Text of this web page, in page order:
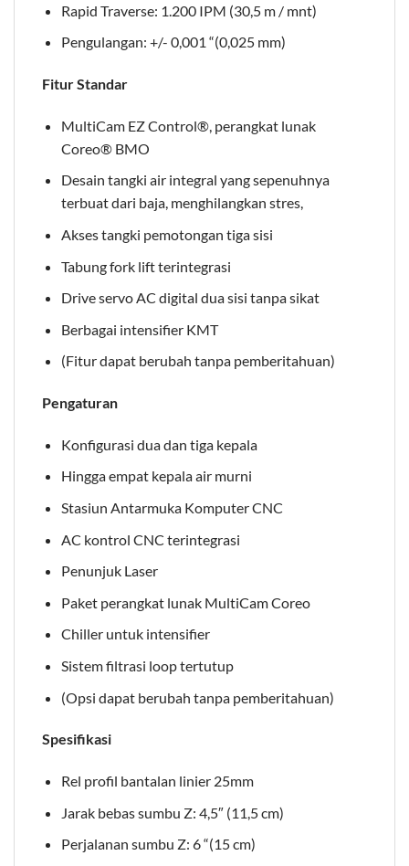
Rapid Traverse: 1.200 IPM (30,5 m / mnt)
Pengulangan: +/- 0,001 “(0,025 mm)
Fitur Standar
MultiCam EZ Control®, perangkat lunak
Coreo® BMO
Desain tangki air integral yang sepenuhnya
terbuat dari baja, menghilangkan stres,
Akses tangki pemotongan tiga sisi
Tabung fork lift terintegrasi
Drive servo AC digital dua sisi tanpa sikat
Berbagai intensifier KMT
(Fitur dapat berubah tanpa pemberitahuan)
Pengaturan
Konfigurasi dua dan tiga kepala
Hingga empat kepala air murni
Stasiun Antarmuka Komputer CNC
AC kontrol CNC terintegrasi
Penunjuk Laser
Paket perangkat lunak MultiCam Coreo
Chiller untuk intensifier
Sistem filtrasi loop tertutup
(Opsi dapat berubah tanpa pemberitahuan)
Spesifikasi
Rel profil bantalan linier 25mm
Jarak bebas sumbu Z: 4,5″ (11,5 cm)
Perjalanan sumbu Z: 6 “(15 cm)